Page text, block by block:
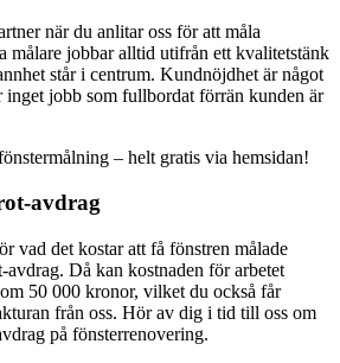
när du anlitar oss för att måla
målare jobbar alltid utifrån ett kvalitetstänk
står i centrum. Kundnöjdhet är något
inget jobb som fullbordat förrän kunden är
– helt gratis via hemsidan!
avdrag
vad det kostar att få fönstren målade
avdrag. Då kan kostnaden för arbetet
50 000 kronor, vilket du också får
från oss. Hör av dig i tid till oss om
på fönsterrenovering.